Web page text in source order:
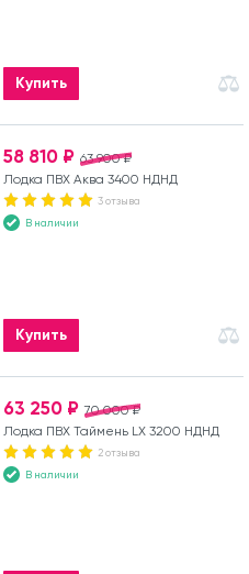
Купить
63 900 ₽
58 810 ₽
Лодка ПВХ Аква 3400 НДНД
3 отзыва
В наличии
Купить
70 000 ₽
63 250 ₽
Лодка ПВХ Таймень LX 3200 НДНД
2 отзыва
В наличии